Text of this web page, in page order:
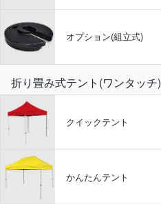
オプション(組立式)
折り畳み式テント(ワンタッチ)
クイックテント
かんたんテント